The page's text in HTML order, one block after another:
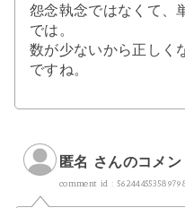
怨念執念ではなくて、
では。
数が少ないから正しく
ですね。
匿名 さんのコメン
comment id :